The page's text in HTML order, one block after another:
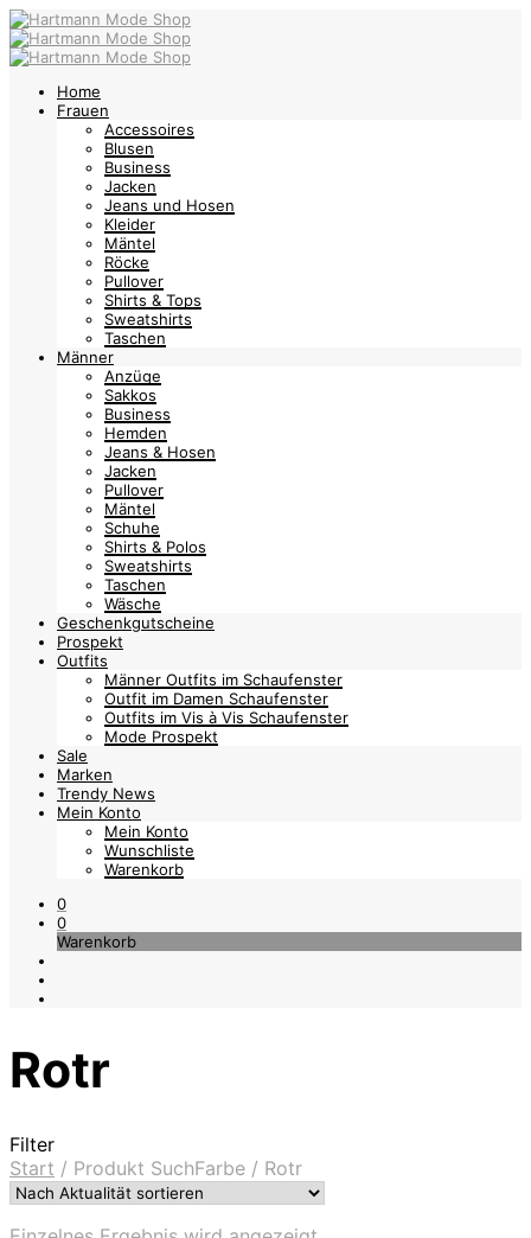
Home
Frauen
Accessoires
Blusen
Business
Jacken
Jeans und Hosen
Kleider
Mäntel
Röcke
Pullover
Shirts & Tops
Sweatshirts
Taschen
Männer
Anzüge
Sakkos
Business
Hemden
Jeans & Hosen
Jacken
Pullover
Mäntel
Schuhe
Shirts & Polos
Sweatshirts
Taschen
Wäsche
Geschenkgutscheine
Prospekt
Outfits
Männer Outfits im Schaufenster
Outfit im Damen Schaufenster
Outfits im Vis à Vis Schaufenster
Mode Prospekt
Sale
Marken
Trendy News
Mein Konto
Mein Konto
Wunschliste
Warenkorb
0
0
Warenkorb
Rotr
Filter
Start / Produkt SuchFarbe / Rotr